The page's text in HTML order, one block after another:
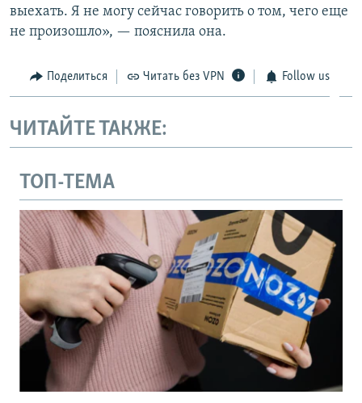
выехать. Я не могу сейчас говорить о том, чего еще
не произошло», — пояснила она.
Поделиться Читать без VPN Follow us
ЧИТАЙТЕ ТАКЖЕ:
ТОП-ТЕМА